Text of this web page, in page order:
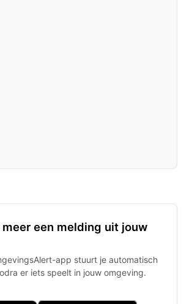
een melding uit jouw
app stuurt je automatisch
er iets speelt in jouw omgeving.